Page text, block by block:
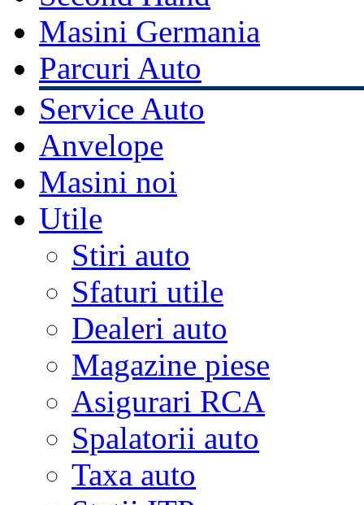
Masini Germania
Parcuri Auto
Service Auto
Anvelope
Masini noi
Utile
Stiri auto
Sfaturi utile
Dealeri auto
Magazine piese
Asigurari RCA
Spalatorii auto
Taxa auto